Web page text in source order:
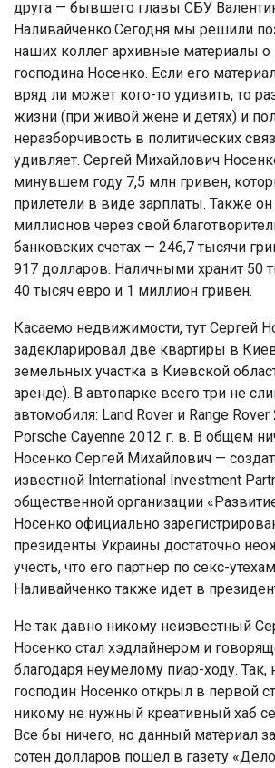
друга — бывшего главы СБУ
Наливайченко.Сегодня мы решили
наших коллег архивные материалы
господина Носенко. Если его
вряд ли может кого-то удивить, то
жизни (при живой жене и детях) и
неразборчивость в политических
удивляет. Сергей Михайлович
минувшем году 7,5 млн гривен,
прилетели в виде зарплаты. Также
миллионов через свой
банковских счетах — 246,7 тысячи
917 долларов. Наличными хранит 50
40 тысяч евро и 1 миллион гривен.
Касаемо недвижимости, тут Сергей
задекларировал две квартиры в
земельных участка в Киевской
аренде). В автопарке всего три не
автомобиля: Land Rover и Range Rover
Porsche Cayenne 2012 г. в. В общем
Носенко Сергей Михайлович —
известной International Investment
общественной организации
Носенко официально
президенты Украины достаточно
учесть, что его партнер по секс-
Наливайченко также идет в
Не так давно никому неизвестный
Носенко стал хэдлайнером и
благодаря неумелому пиар-ходу. Так,
господин Носенко открыл в первой
никому не нужный креативный хаб
Все бы ничего, но данный материал
сотен долларов пошел в газету